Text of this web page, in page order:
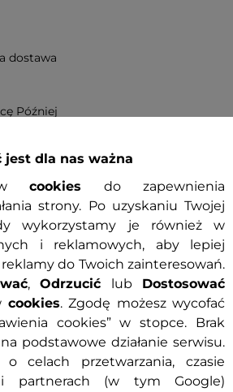
dostawa
Później
Darmowa dostawa
Prezent
Darmowa wymiana rozmiaru
dla nas ważna
cookies do zapewnienia
strony. Po uzyskaniu Twojej
wykorzystamy je również w
i reklamowych, aby lepiej
do Twoich zainteresowań.
, Odrzucić lub Dostosować
cookies. Zgodę możesz wycofać
cookies” w stopce. Brak
podstawowe działanie serwisu.
celach przetwarzania, czasie
i partnerach (w tym Google)